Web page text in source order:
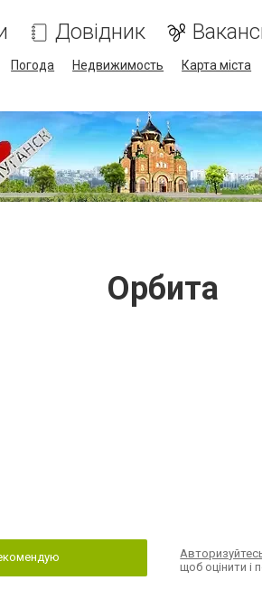
Довідник
Погода Недвижимость Карта міста
Орбита
щоб оцінити і